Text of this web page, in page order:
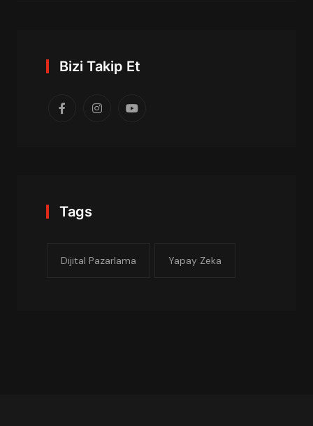
Bizi Takip Et
Tags
Dijital Pazarlama Yapay Zeka